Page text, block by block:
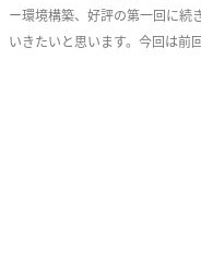
ー環境構築、好評の第一回に続
いきたいと思います。今回は前